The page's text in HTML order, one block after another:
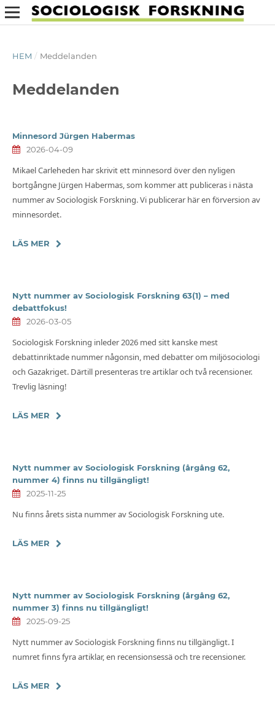
HEM / Meddelanden
Meddelanden
Minnesord Jürgen Habermas
2026-04-09
Mikael Carleheden har skrivit ett minnesord över den nyligen
bortgångne Jürgen Habermas, som kommer att publiceras i nästa
nummer av Sociologisk Forskning. Vi publicerar här en förversion av
minnesordet.
LÄS MER
Nytt nummer av Sociologisk Forskning 63(1) – med
debattfokus!
2026-03-05
Sociologisk Forskning inleder 2026 med sitt kanske mest
debattinriktade nummer någonsin, med debatter om miljösociologi
och Gazakriget. Därtill presenteras tre artiklar och två recensioner.
Trevlig läsning!
LÄS MER
Nytt nummer av Sociologisk Forskning (årgång 62,
nummer 4) finns nu tillgängligt!
2025-11-25
Nu finns årets sista nummer av Sociologisk Forskning ute.
LÄS MER
Nytt nummer av Sociologisk Forskning (årgång 62,
nummer 3) finns nu tillgängligt!
2025-09-25
Nytt nummer av Sociologisk Forskning finns nu tillgängligt. I
numret finns fyra artiklar, en recensionsessä och tre recensioner.
LÄS MER